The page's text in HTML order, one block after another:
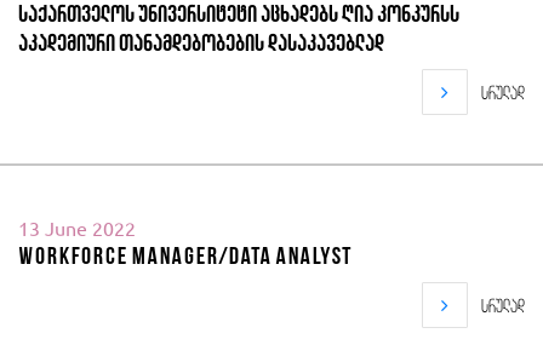
საქართველოს უნივერსიტეტი აცხადებს ღია კონკურსს
აკადემიური თანამდებობების დასაკავებლად
სრულად
13 June 2022
Workforce Manager/Data Analyst
სრულად